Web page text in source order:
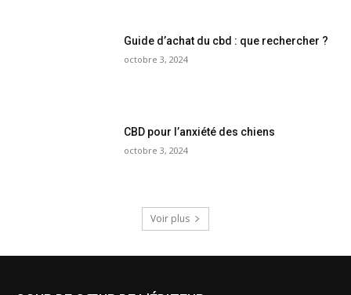
Guide d’achat du cbd : que rechercher ?
octobre 3, 2024
CBD pour l’anxiété des chiens
octobre 3, 2024
Voir plus